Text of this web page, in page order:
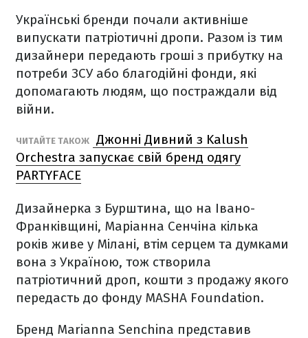
Українські бренди почали активніше
випускати патріотичні дропи. Разом із тим
дизайнери передають гроші з прибутку на
потреби ЗСУ або благодійні фонди, які
допомагають людям, що постраждали від
війни.
ЧИТАЙТЕ ТАКОЖ
Джонні Дивний з Kalush
Orchestra запускає свій бренд одягу
PARTYFACE
Дизайнерка з Бурштина, що на Івано-
Франківщині, Маріанна Сенчіна кілька
років живе у Мілані, втім серцем та думками
вона з Україною, тож створила
патріотичний дроп, кошти з продажу якого
передасть до фонду MASHA Foundation.
Бренд Marianna Senchina представив